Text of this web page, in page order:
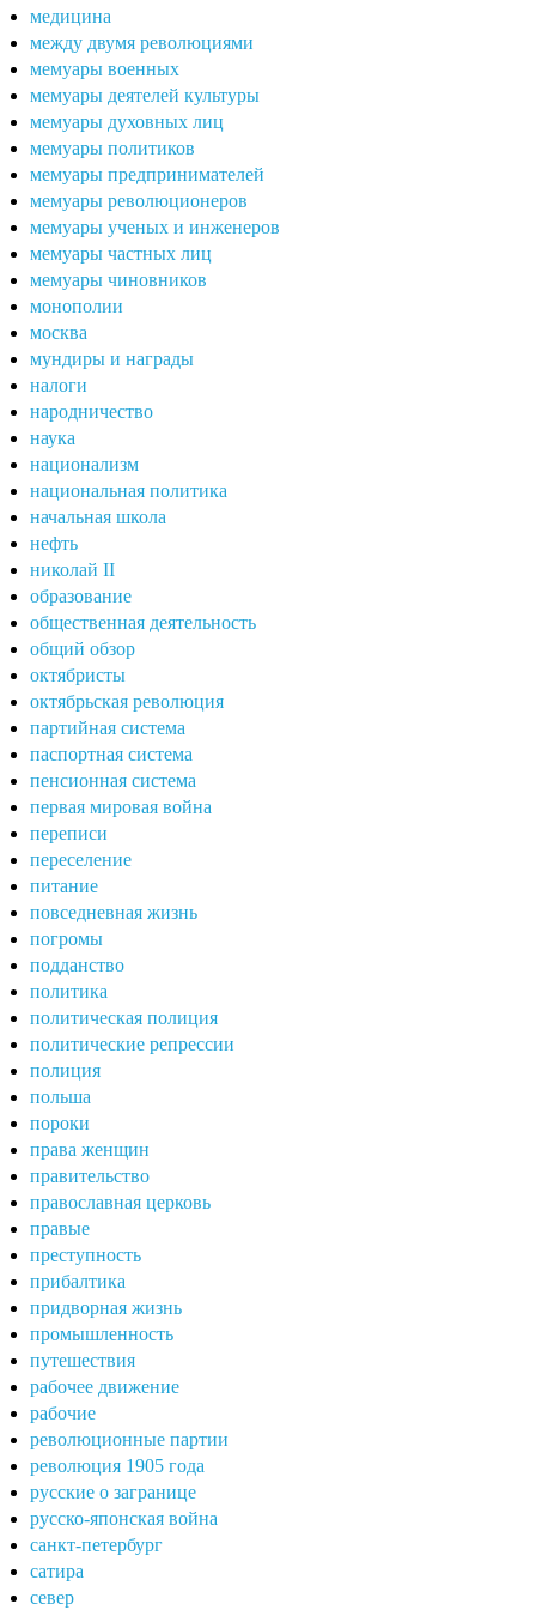
медицина
между двумя революциями
мемуары военных
мемуары деятелей культуры
мемуары духовных лиц
мемуары политиков
мемуары предпринимателей
мемуары революционеров
мемуары ученых и инженеров
мемуары частных лиц
мемуары чиновников
монополии
москва
мундиры и награды
налоги
народничество
наука
национализм
национальная политика
начальная школа
нефть
николай II
образование
общественная деятельность
общий обзор
октябристы
октябрьская революция
партийная система
паспортная система
пенсионная система
первая мировая война
переписи
переселение
питание
повседневная жизнь
погромы
подданство
политика
политическая полиция
политические репрессии
полиция
польша
пороки
права женщин
правительство
православная церковь
правые
преступность
прибалтика
придворная жизнь
промышленность
путешествия
рабочее движение
рабочие
революционные партии
революция 1905 года
русские о загранице
русско-японская война
санкт-петербург
сатира
север